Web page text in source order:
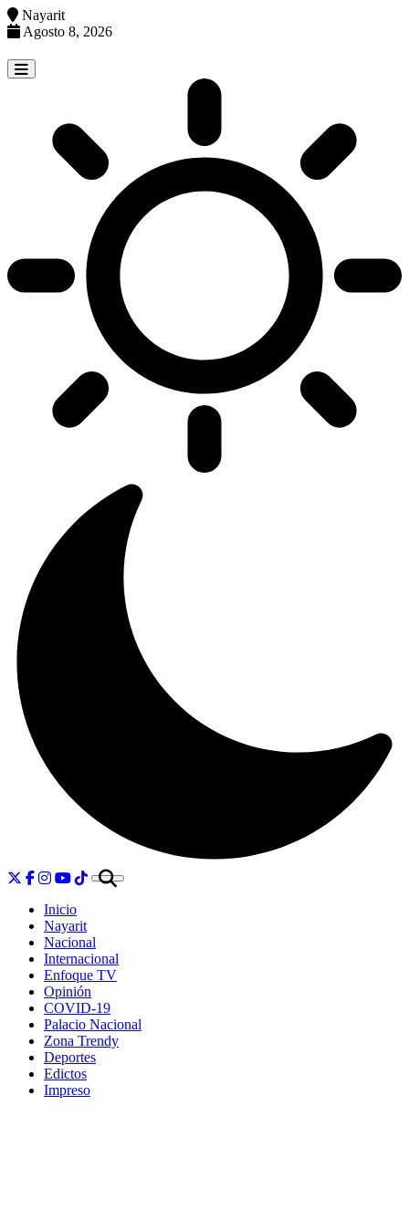
Nayarit
Agosto 8, 2026
to
content
Inicio
Nayarit
Nacional
Internacional
Enfoque TV
Opinión
COVID-19
Palacio Nacional
Zona Trendy
Deportes
Edictos
Impreso